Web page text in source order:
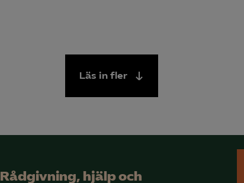
Läs in fler
Rådgivning, hjälp och